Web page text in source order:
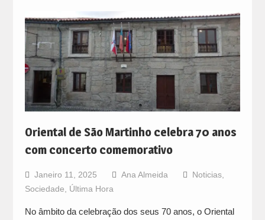
Oriental de São Martinho celebra 70 anos
com concerto comemorativo
Janeiro 11, 2025 Ana Almeida Noticias,
Sociedade, Última Hora
No âmbito da celebração dos seus 70 anos, o Oriental